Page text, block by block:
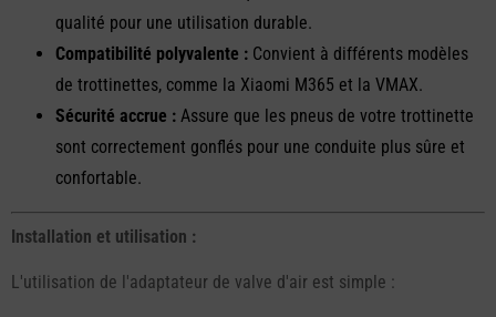
qualité pour une utilisation durable.
Compatibilité polyvalente : Convient à différents modèles
de trottinettes, comme la Xiaomi M365 et la VMAX.
Sécurité accrue : Assure que les pneus de votre trottinette
sont correctement gonflés pour une conduite plus sûre et
confortable.
Installation et utilisation :
L'utilisation de l'adaptateur de valve d'air est simple :